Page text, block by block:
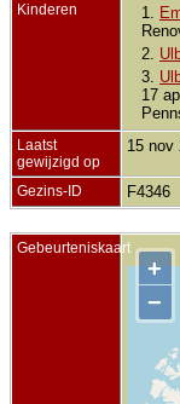
Kinderen 1.
2.
3.
17
Laatst
gewijzigd op
15 nov
Gezins-ID F4346
Gebeurteniskaart
+
−